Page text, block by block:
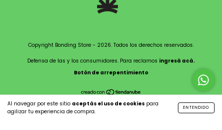
Al navegar por este sitio aceptás el uso de cookies para
agilizar tu experiencia de compra.
ENTENDIDO
Copyright Bonding Store - 2026. Todos los derechos reservados.
Defensa de las y los consumidores. Para reclamos ingresá acá.
Botón de arrepentimiento